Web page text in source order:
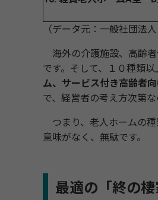
（データ元：一般社団法
海外の介護施設、高齢者
です。そして、１０種類
ム、サービス付き高齢者
で、経営者の考え方次第な
つまり、老人ホームの種
意味がなく、無駄です。
最適の「終の